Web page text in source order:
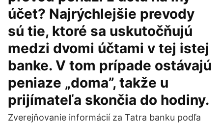
účet? Najrýchlejšie prevody
sú tie, ktoré sa uskutočňujú
medzi dvomi účtami v tej istej
banke. V tom prípade ostávajú
peniaze „doma”, takže u
prijímateľa skončia do hodiny.
Zverejňovanie informácií za Tatra banku podľa